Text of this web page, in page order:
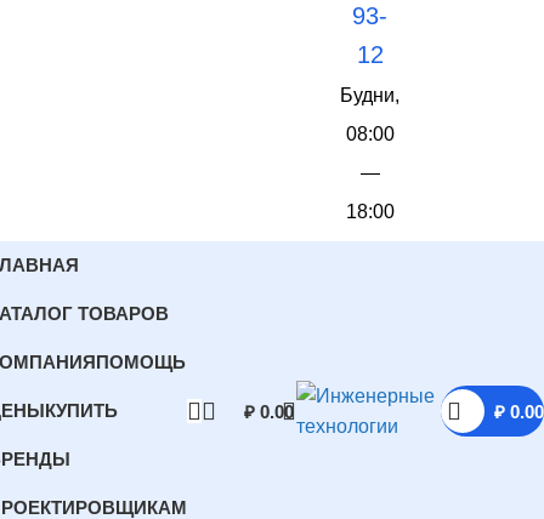
93-
12
Будни,
08:00
—
18:00
ТОВАРОВ
ПОМОЩЬ
КУПИТЬ ₽ 0.00 ₽ 0.00